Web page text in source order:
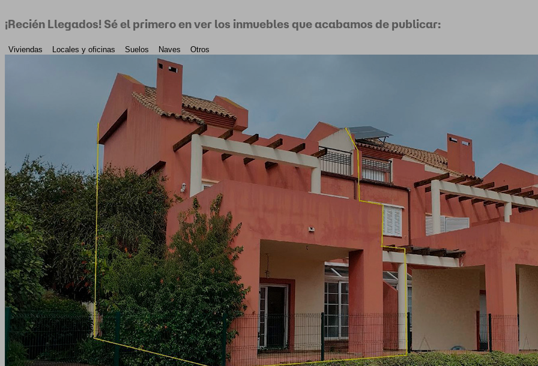
¡Recién Llegados! Sé el primero en ver los inmuebles que acabamos de publicar:
Viviendas Locales y oficinas Suelos Naves Otros